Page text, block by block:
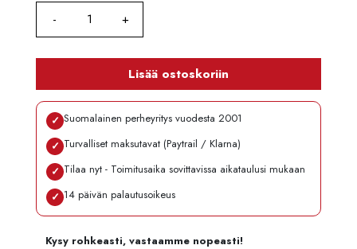
Lisää ostoskoriin
✓ Suomalainen perheyritys vuodesta 2001
✓ Turvalliset maksutavat (Paytrail / Klarna)
✓ Tilaa nyt - Toimitusaika sovittavissa aikataulusi mukaan
✓ 14 päivän palautusoikeus
Kysy rohkeasti, vastaamme nopeasti!